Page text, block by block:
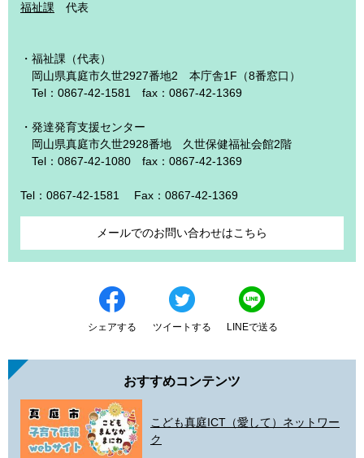
福祉課 代表
・福祉課（代表）
岡山県真庭市久世2927番地2 本庁舎1F（8番窓口）
Tel：0867-42-1581 fax：0867-42-1369
・発達発育支援センター
岡山県真庭市久世2928番地 久世保健福祉会館2階
Tel：0867-42-1080 fax：0867-42-1369
Tel：0867-42-1581 Fax：0867-42-1369
メールでのお問い合わせはこちら
シェアする ツイートする LINEで送る
おすすめコンテンツ
こども真庭ICT（愛して）ネットワー
ク